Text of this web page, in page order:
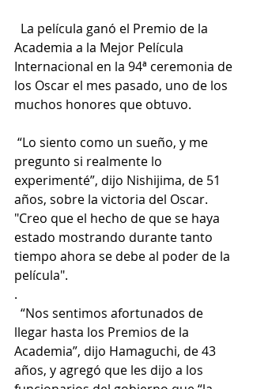
Academia a la Mejor Película
Internacional en la 94ª ceremonia de
los Oscar el mes pasado, uno de los
muchos honores que obtuvo.
pregunto si realmente lo
experimenté”, dijo Nishijima, de 51
años, sobre la victoria del Oscar.
"Creo que el hecho de que se haya
estado mostrando durante tanto
tiempo ahora se debe al poder de la
película".
.
llegar hasta los Premios de la
Academia”, dijo Hamaguchi, de 43
años, y agregó que les dijo a los